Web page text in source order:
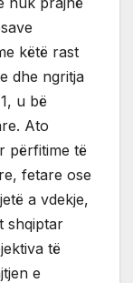
këtë rast
dhe ngritja
u bë
Ato
përfitime të
fetare ose
a vdekje,
shqiptar
të
e